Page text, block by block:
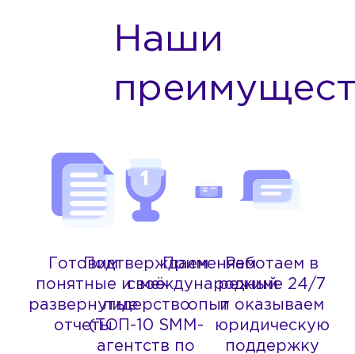
Наши
Готовим
понятные и
развернутые
отчеты
Подтверждаем
своё
лидерство
(ТОП-10 SMM-
агентств по
Применяем
международный
опыт
Работаем в
режиме 24/7
и оказываем
юридическую
поддержку